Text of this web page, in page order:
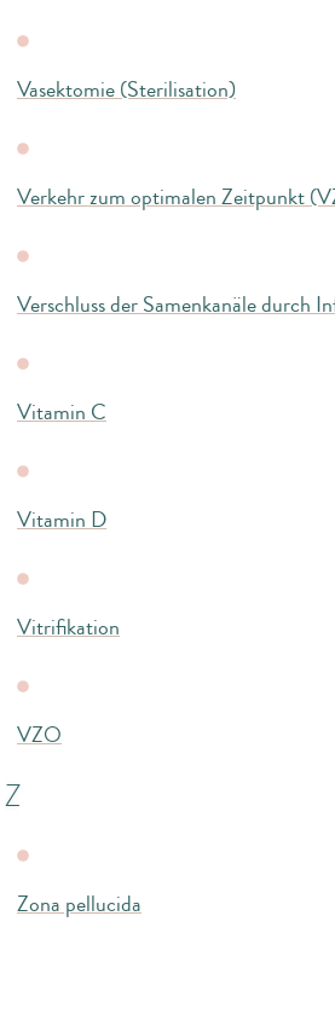
Vasektomie (Sterilisation)
Verkehr zum optimalen Zeitpunkt
Verschluss der Samenkanäle durch
Vitamin C
Vitamin D
Vitrifikation
VZO
Z
Zona pellucida